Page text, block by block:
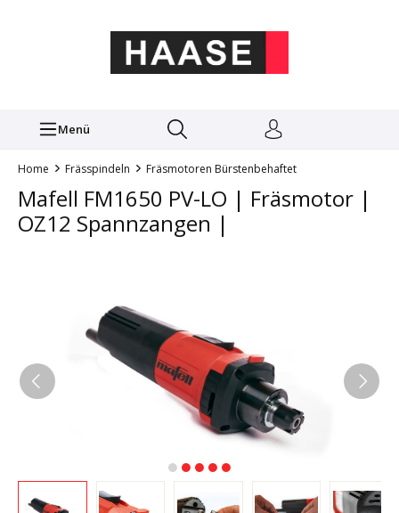
Menü
Home Frässpindeln Fräsmotoren Bürstenbehaftet
Mafell FM1650 PV-LO | Fräsmotor |
OZ12 Spannzangen |